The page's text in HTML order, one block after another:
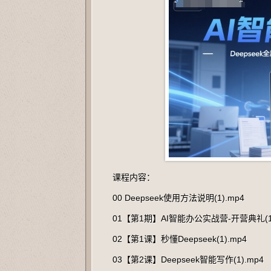
课程内容：
00 Deepseek使用方法说明(1).mp4
01【第1期】AI智能办公实战营-开营典礼
02【第1课】秒懂Deepseek(1).mp4
03【第2课】Deepseek智能写作(1).mp4